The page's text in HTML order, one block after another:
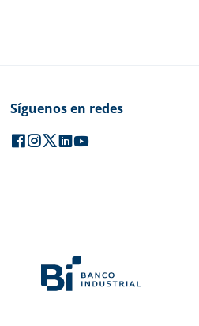
Síguenos en redes